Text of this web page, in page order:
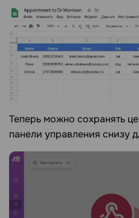
Теперь можно сохранять
панели управления снизу